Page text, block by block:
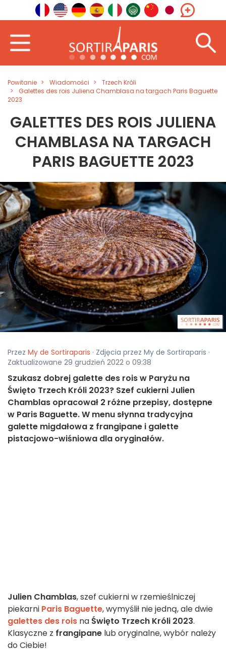
Powitanie Wiadomości
Trzech Króli
Galettes des rois Juliena Chamblasa na targach Paris Baguette
2023
GALETTES DES ROIS JULIENA
CHAMBLASA NA TARGACH
PARIS BAGUETTE 2023
Przez My de Sortiraparis · Zdjęcia przez My de Sortiraparis ·
Zaktualizowane 29 grudzień 2022 o 09:38
Szukasz dobrej galette des rois w Paryżu na
Święto Trzech Króli 2023? Szef cukierni Julien
Chamblas opracował 2 różne przepisy, dostępne
w Paris Baguette. W menu słynna tradycyjna
galette migdałowa z frangipane i galette
pistacjowo-wiśniowa dla oryginałów.
Julien Chamblas, szef cukierni w rzemieślniczej
piekarni Paris Baguette, wymyślił nie jedną, ale dwie
galettes des rois na Święto Trzech Króli 2023.
Klasyczne z frangipane lub oryginalne, wybór należy
do Ciebie!